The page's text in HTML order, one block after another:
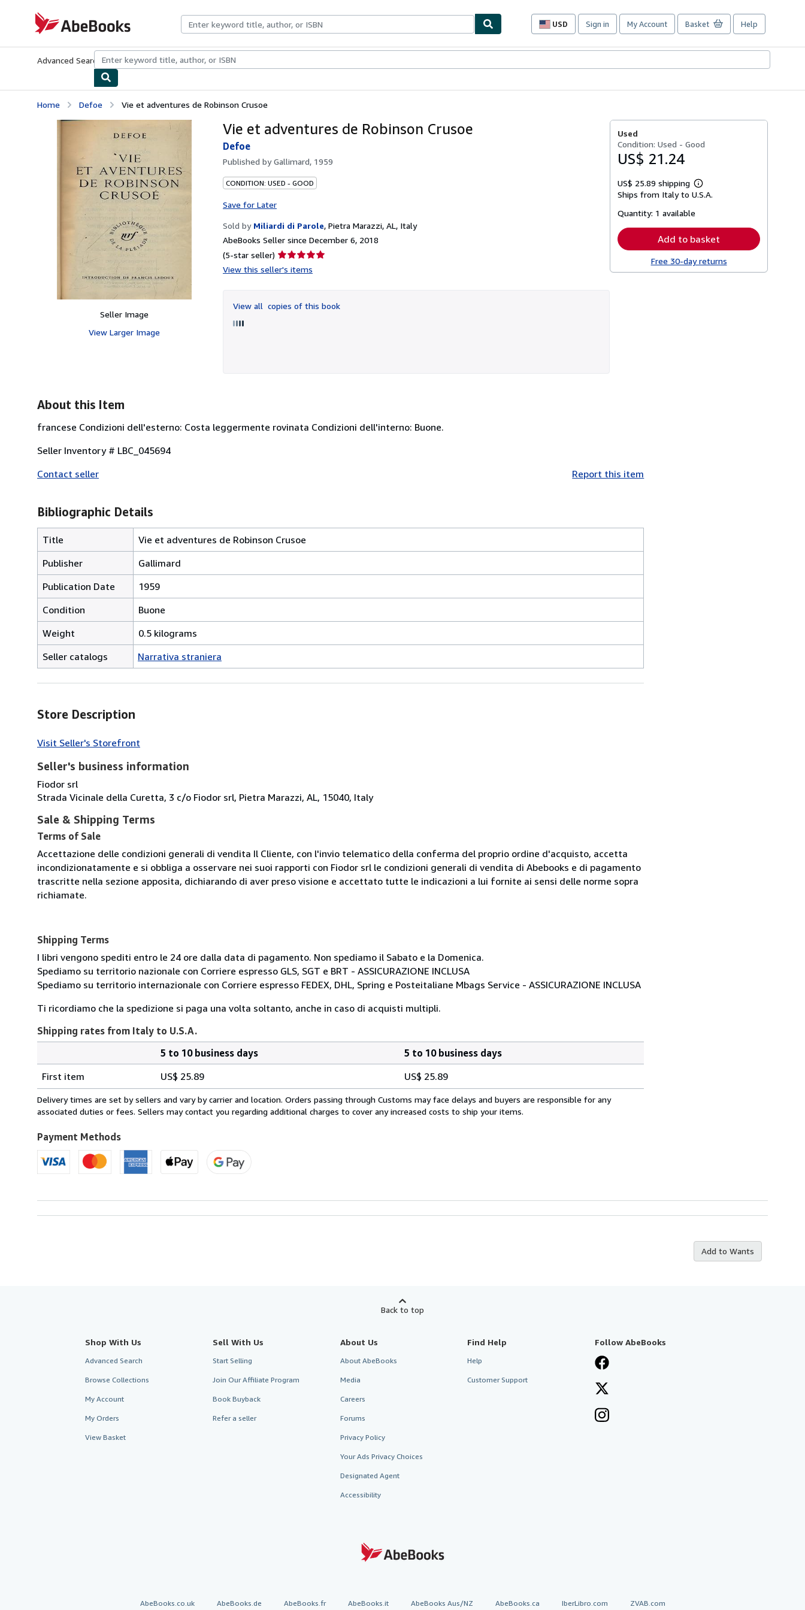
AbeBooks.com
USD
Site
preferences
Sign in My Account Basket Help
Advanced Search Browse CollectionsRare BooksArt & Collectibles
Home Defoe Vie et adventures de Robinson Crusoe
Seller Image
View Larger Image
Vie et adventures de Robinson Crusoe
Defoe
Published byGallimard, 1959
CONDITION: USED - GOOD
Save for Later
Sold by Miliardi di Parole, Pietra Marazzi, AL, Italy
AbeBooks Seller since December 6, 2018
(5-star seller) Seller
rating
of
5
View this seller's items
View all copies of this book
Used
Condition: Used - Good
US$ 21.24
US$ 25.89 shipping
Learn
more
Ships from Italy to U.S.A.
Quantity: 1 available
Add to basket
Free 30-day returns
About this Item
francese Condizioni dell'esterno: Costa leggermente rovinata Condizioni dell'interno: Buone.
Seller Inventory # LBC_045694
Contact seller
Report this item
Bibliographic Details
Title
Vie et adventures de Robinson Crusoe
Publisher
Gallimard
Publication Date
1959
Condition
Buone
Weight
0.5 kilograms
Seller catalogs
Narrativa straniera
Store Description
Visit Seller's Storefront
Seller's business information
Fiodor srl
Strada Vicinale della Curetta, 3 c/o Fiodor srl, Pietra Marazzi, AL, 15040, Italy
Sale & Shipping Terms
Terms of Sale
Accettazione delle condizioni generali di vendita Il Cliente, con l'invio telematico della conferma del proprio ordine d'acquisto, accetta
incondizionatamente e si obbliga a osservare nei suoi rapporti con Fiodor srl le condizioni generali di vendita di Abebooks e di pagamento
trascritte nella sezione apposita, dichiarando di aver preso visione e accettato tutte le indicazioni a lui fornite ai sensi delle norme sopra
richiamate.
Shipping Terms
I libri vengono spediti entro le 24 ore dalla data di pagamento. Non spediamo il Sabato e la Domenica.
Spediamo su territorio nazionale con Corriere espresso GLS, SGT e BRT - ASSICURAZIONE INCLUSA
Spediamo su territorio internazionale con Corriere espresso FEDEX, DHL, Spring e Posteitaliane Mbags Service - ASSICURAZIONE INCLUSA
Ti ricordiamo che la spedizione si paga una volta soltanto, anche in caso di acquisti multipli.
Shipping rates from Italy to U.S.A.
rates
from
Italy
U.S.A.
5 to 10 business days
5 to 10 business days
First item
US$ 25.89 US$ 25.89
Delivery times are set by sellers and vary by carrier and location. Orders passing through Customs may face delays and buyers are responsible for any
associated duties or fees. Sellers may contact you regarding additional charges to cover any increased costs to ship your items.
Payment Methods
Add to Wants
Back to top
Shop With Us
Advanced Search
Browse Collections
My Account
My Orders
View Basket
Sell With Us
Start Selling
Join Our Affiliate Program
Book Buyback
Refer a seller
About Us
About AbeBooks
Media
Careers
Forums
Privacy Policy
Your Ads Privacy Choices
Designated Agent
Accessibility
Find Help
Help
Customer Support
Follow AbeBooks
AbeBooks.co.uk AbeBooks.de AbeBooks.fr AbeBooks.it AbeBooks Aus/NZ AbeBooks.ca IberLibro.com ZVAB.com